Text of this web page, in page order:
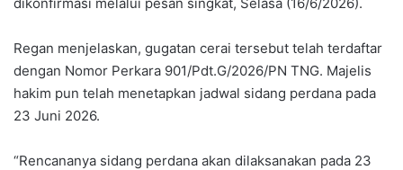
Regan menjelaskan, gugatan cerai tersebut telah terdaftar
dengan Nomor Perkara 901/Pdt.G/2026/PN TNG. Majelis
hakim pun telah menetapkan jadwal sidang perdana pada
23 Juni 2026.
“Rencananya sidang perdana akan dilaksanakan pada 23